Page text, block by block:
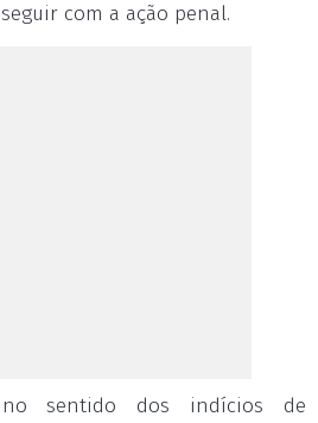
com a ação penal.
sentido dos indícios de